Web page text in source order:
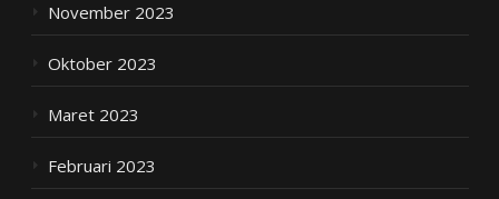
November 2023
Oktober 2023
Maret 2023
Februari 2023